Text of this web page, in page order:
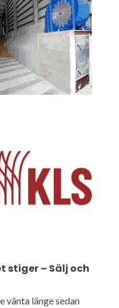
stiger – Sälj och
vänta länge sedan